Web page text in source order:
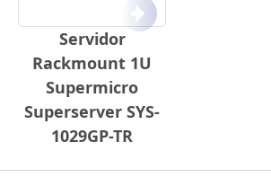
Servidor
Rackmount 1U
Supermicro
Superserver SYS-
1029GP-TR
Próximo